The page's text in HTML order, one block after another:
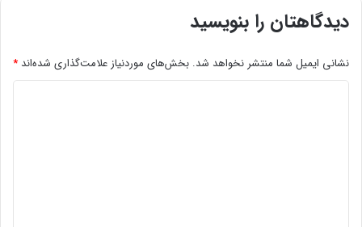
دیدگاهتان را بنویسید
نشانی ایمیل شما منتشر نخواهد شد. بخش‌های موردنیاز علامت‌گذاری شده‌اند *